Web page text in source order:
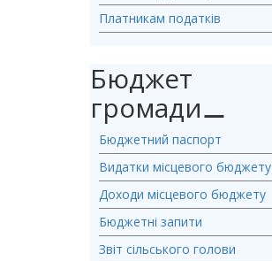
Платникам податків
Бюджет
громади⚊
Бюджетний паспорт
Видатки місцевого бюджету
Доходи місцевого бюджету
Бюджетні запити
Звіт сільського голови